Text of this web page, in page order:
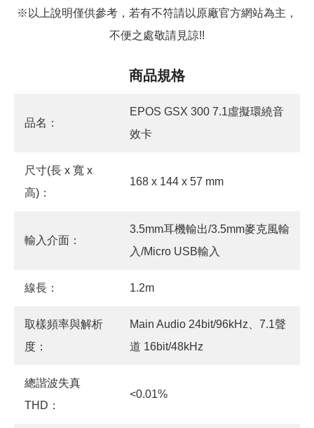
※以上說明僅供參考，若有不符請以原廠官方網站為主，
不便之處敬請見諒!!
商品規格
品名：
EPOS GSX 300 7.1虛擬環繞音
效卡
尺寸(長 x 寬 x
高)：
168 x 144 x 57 mm
輸入介面：
3.5mm耳機輸出/3.5mm麥克風輸
入/Micro USB輸入
線長： 1.2m
取樣頻率與解析
度：
Main Audio 24bit/96kHz、7.1聲
道 16bit/48kHz
總諧波失真
THD：
<0.01%